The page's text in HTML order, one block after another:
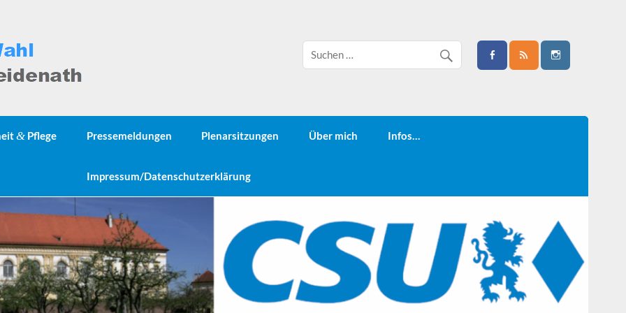
& Pflege Pressemeldungen Plenarsitzungen Über mich Infos…
Impressum/Datenschutzerklärung